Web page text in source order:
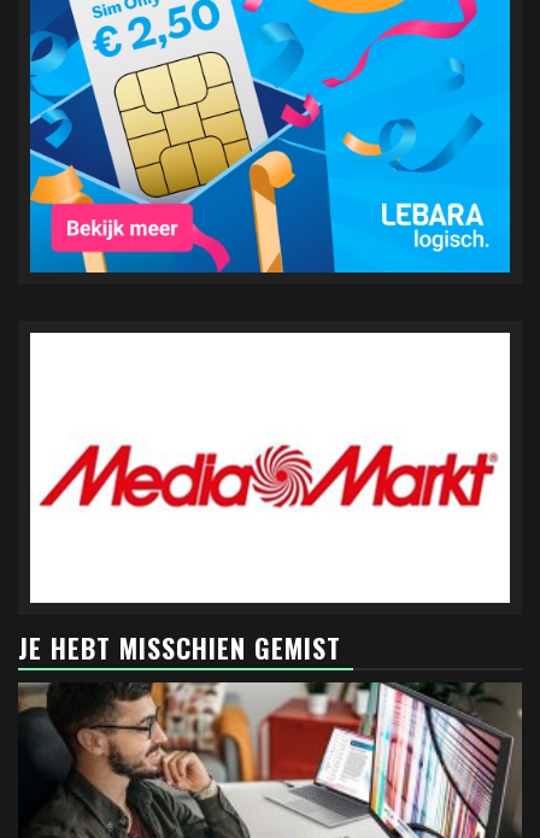
JE HEBT MISSCHIEN GEMIST